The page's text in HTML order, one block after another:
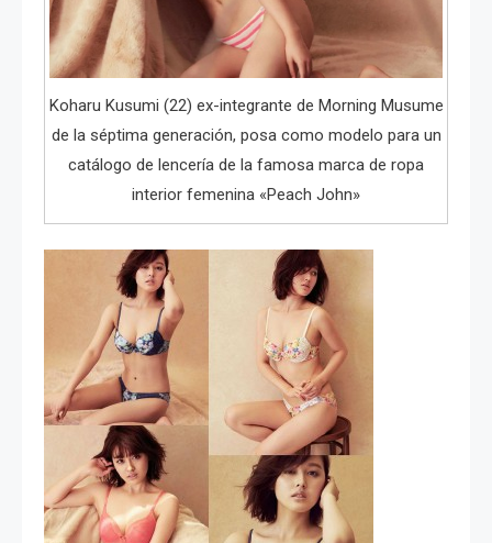
Koharu Kusumi (22) ex-integrante de Morning Musume
de la séptima generación, posa como modelo para un
catálogo de lencería de la famosa marca de ropa
interior femenina «Peach John»